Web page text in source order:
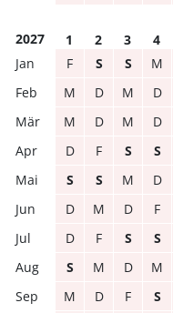
2027 1 2 3 4
F
S S M
M
D M D
M
D M D
D
F S S
S
S M D
D
M D F
D
F S S
S
M D M
M
D F S